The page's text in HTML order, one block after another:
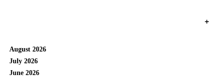
+
August 2026
July 2026
June 2026